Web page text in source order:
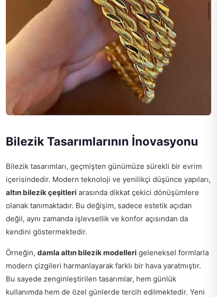
Bilezik Tasarımlarının İnovasyonu
Bilezik tasarımları, geçmişten günümüze sürekli bir evrim
içerisindedir. Modern teknoloji ve yenilikçi düşünce yapıları,
altın bilezik çeşitleri arasında dikkat çekici dönüşümlere
olanak tanımaktadır. Bu değişim, sadece estetik açıdan
değil, aynı zamanda işlevsellik ve konfor açısından da
kendini göstermektedir.
Örneğin, damla altın bilezik modelleri geleneksel formlarla
modern çizgileri harmanlayarak farklı bir hava yaratmıştır.
Bu sayede zenginleştirilen tasarımlar, hem günlük
kullanımda hem de özel günlerde tercih edilmektedir. Yeni